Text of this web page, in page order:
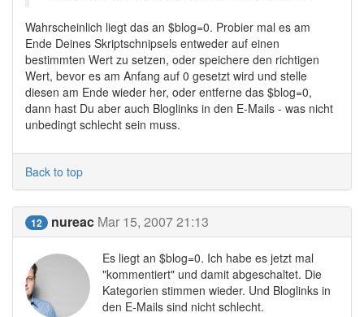
Wahrscheinlich liegt das an $blog=0. Probier mal es am
Ende Deines Skriptschnipsels entweder auf einen
bestimmten Wert zu setzen, oder speichere den richtigen
Wert, bevor es am Anfang auf 0 gesetzt wird und stelle
diesen am Ende wieder her, oder entferne das $blog=0,
dann hast Du aber auch Bloglinks in den E-Mails - was nicht
unbedingt schlecht sein muss.
Back to top
12 nureac Mar 15, 2007 21:13
Es liegt an $blog=0. Ich habe es jetzt mal
"kommentiert" und damit abgeschaltet. Die
Kategorien stimmen wieder. Und Bloglinks in
den E-Mails sind nicht schlecht.